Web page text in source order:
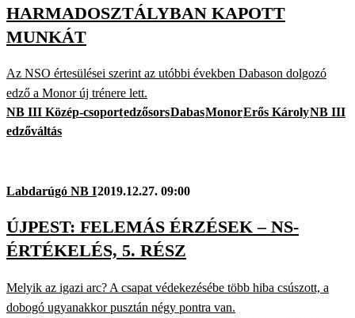
HARMADOSZTÁLYBAN KAPOTT
MUNKÁT
Az NSO értesülései szerint az utóbbi években Dabason dolgozó
edző a Monor új trénere lett.
NB III Közép-csoportedzősorsDabasMonorErős KárolyNB III
edzőváltás
Labdarúgó NB I2019.12.27. 09:00
ÚJPEST: FELEMÁS ÉRZÉSEK – NS-
ÉRTÉKELÉS, 5. RÉSZ
Melyik az igazi arc? A csapat védekezésébe több hiba csúszott, a
dobogó ugyanakkor pusztán négy pontra van.